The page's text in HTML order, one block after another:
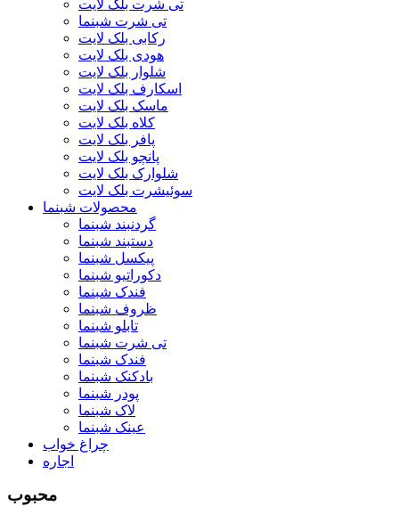
تی شرت بلک لایت
تی شرت شبنما
رکابی بلک لایت
هودی بلک لایت
شلوار بلک لایت
اسکارف بلک لایت
ماسک بلک لایت
کلاه بلک لایت
پافر بلک لایت
پانچو بلک لایت
شلوارک بلک لایت
سوئیشرت بلک لایت
محصولات شبنما
گردنبند شبنما
دستبند شبنما
پیکسل شبنما
دکوراتیو شبنما
فندک شبنما
ظروف شبنما
تابلو شبنما
تی شرت شبنما
فندک شبنما
بادکنک شبنما
پودر شبنما
لاک شبنما
عینک شبنما
چراغ خواب
اجاره
محبوب